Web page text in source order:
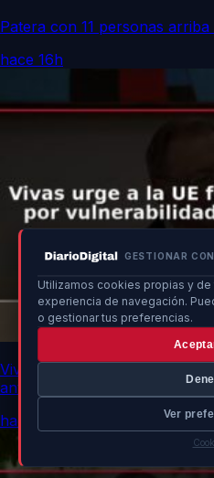
GESTIONAR
Utilizamos cookies propias y de
experiencia de navegación.
o gestionar tus preferencias.
Ver
Patera con 11 personas
hace 16h
Vivas urge a la UE fortalecer
ante Marruecos
hace 16h